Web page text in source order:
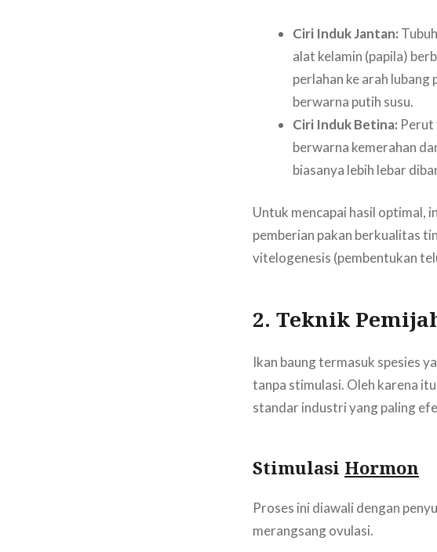
Ciri Induk Jantan:
alat kelamin (papila)
perlahan ke arah lubang
berwarna putih susu.
Ciri Induk Betina: Perut
berwarna kemerahan
biasanya lebih lebar
Untuk mencapai hasil optimal,
pemberian pakan berkualitas
vitelogenesis (pembentukan
2. Teknik
Ikan baung termasuk spesies
tanpa stimulasi. Oleh karena
standar industri yang paling
Stimulasi Hormon
Proses ini diawali dengan
merangsang ovulasi.